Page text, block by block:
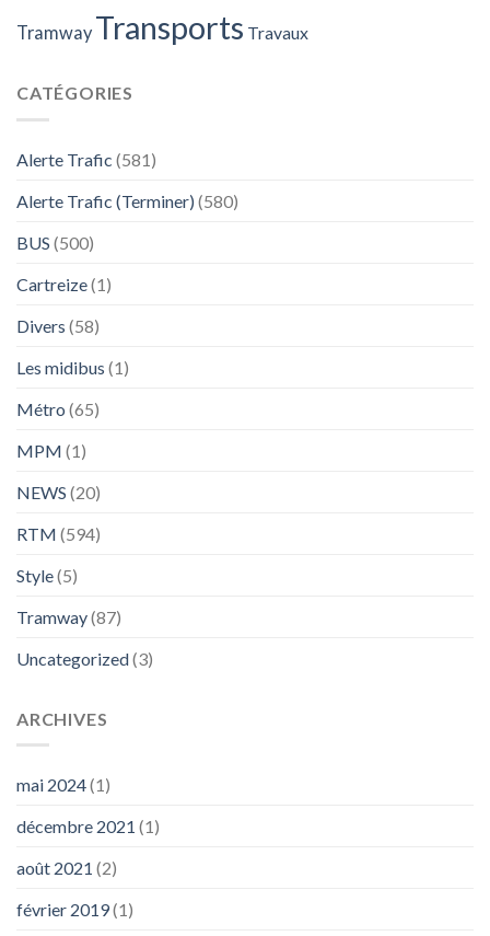
Tramway Transports Travaux
CATÉGORIES
Alerte Trafic (581)
Alerte Trafic (Terminer) (580)
BUS (500)
Cartreize(1)
Divers (58)
Les midibus (1)
Métro (65)
MPM (1)
NEWS (20)
RTM (594)
Style(5)
Tramway(87)
Uncategorized(3)
ARCHIVES
mai 2024(1)
décembre 2021 (1)
août 2021 (2)
février 2019(1)